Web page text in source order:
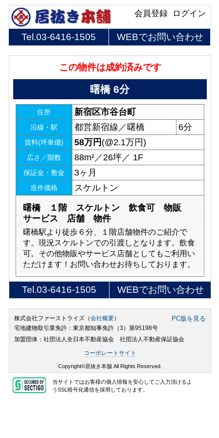
ログイン
会員登録
Tel.03-6416-1505 WEBでお問い合わせ
この物件は成約済みです
曙橋 6分
住所 新宿区市谷台町
沿線・駅 都営新宿線／曙橋 6分
賃料(坪単価) 58万円 (@2.1万円)
広さ／階数 88m²／26坪／ 1F
保証金・敷金 3ヶ月
造作価格 スケルトン
曙橋 １階 スケルトン 飲食可 物販
サービス 店舗 物件
曙橋駅より徒歩６分、１階店舗物件のご紹介で
す。現況スケルトンでの引渡しとなります。飲食
可。その他物販やサービス店舗としてもご利用い
ただけます！お問い合わせお待ちしております。
Tel.03-6416-1505 WEBでお問い合わせ
株式会社ファーストライズ（会社概要） PC版を見る
宅地建物取引業免許：東京都知事免許（3）第95198号
加盟団体：社団法人全日本不動産協会 社団法人不動産保証協会
コーポレートサイト
Copyright©居抜き本舗 All Rights Reserved.
当サイトではお客様の個人情報を安心してご入力頂けるよ
うSSL暗号化通信を採用しております。